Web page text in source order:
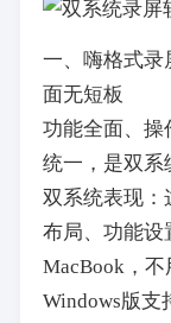
一、嗨格式录
面无短板
功能全面、操
统一，是双系
双系统表现：
布局、功能设
MacBook，不
Windows版支